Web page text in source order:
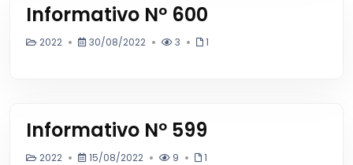
Informativo Nº 600
2022 30/08/2022 3 1
Informativo Nº 599
2022 15/08/2022 9 1